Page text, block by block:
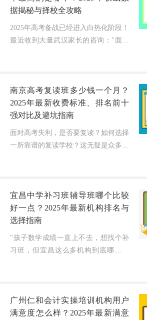
据揭秘与择校全攻略
2025年高考备战已经进入白热化阶段！
最近收到大量武汉家长的咨询："面对
南京高考复读班多少钱一个月？
2025年最新收费标准、排名前十
强对比及避坑指南
面对高考失利，是否要复读？如何选择
一所靠谱的复读学校？这无疑是众多南
的...
宜昌中学补习班辅导班哪个比较
好一点？2025年最新机构排名与
选择指南
"孩子数学成绩一直上不去，想找个补
习班，但宜昌这么多机构到底哪家靠
广州仁和会计实操培训机构用户
满意度怎么样？2025年最新满意